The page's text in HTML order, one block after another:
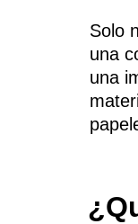
Solo
una
una